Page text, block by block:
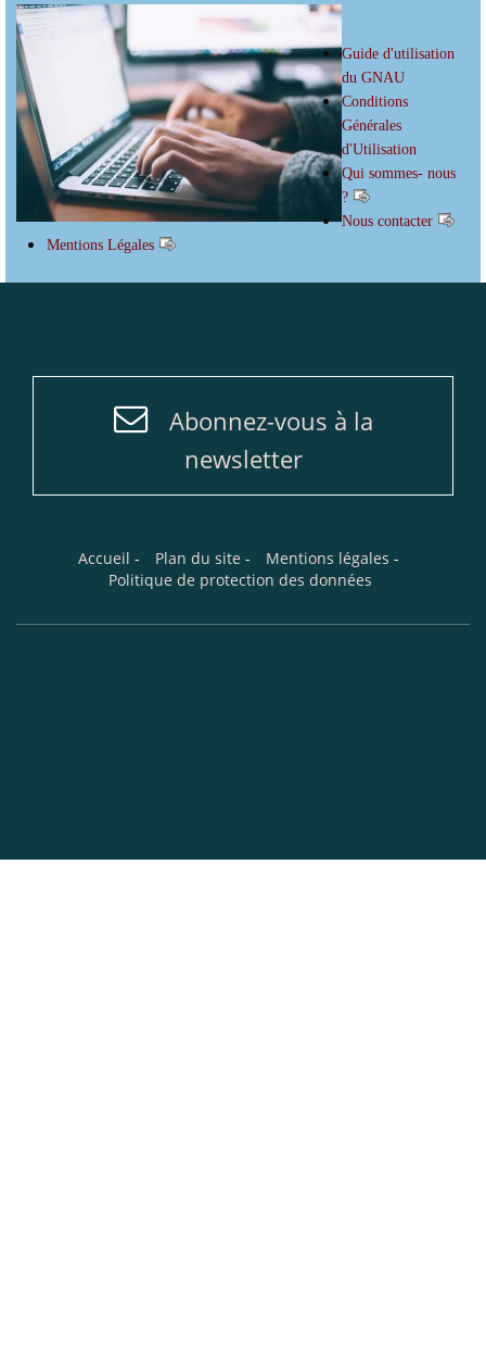
Guide d'utilisation
du GNAU
Conditions
Générales
d'Utilisation
Qui sommes- nous
?
Nous contacter
Mentions Légales
Abonnez-vous à la
newsletter
Accueil - Plan du site- Mentions légales -
Politique de protection des données